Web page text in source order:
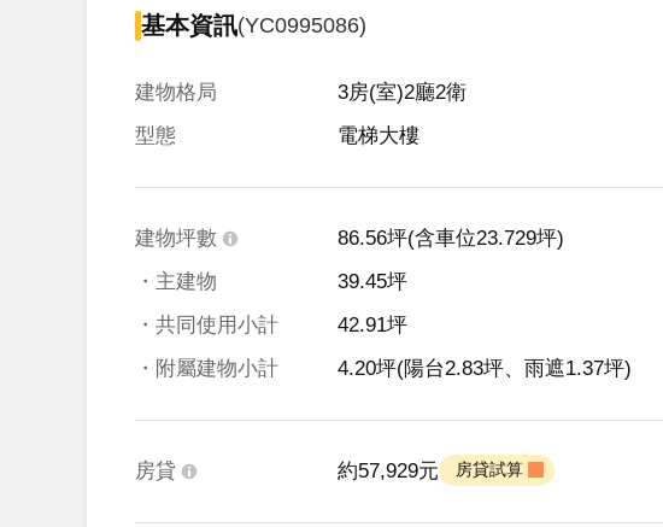
基本資訊(YC0995086)
建物格局
3房(室)2廳2衛
型態
電梯大樓
建物坪數 86.56坪(含車位23.729坪)
・主建物
39.45坪
・共同使用小計
42.91坪
・附屬建物小計
4.20坪(陽台2.83坪、雨遮1.37坪)
房貸 約57,929元 房貸試算